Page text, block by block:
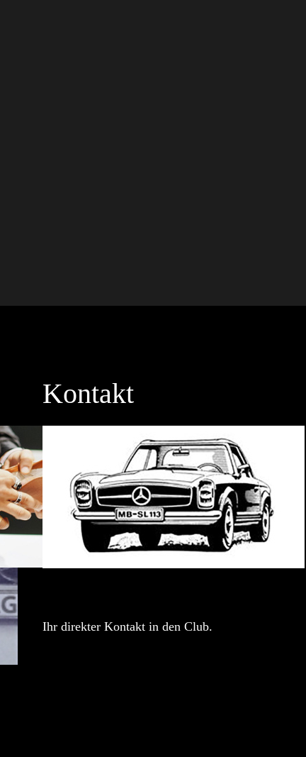
Kontakt
Ihr direkter Kontakt in den Club.